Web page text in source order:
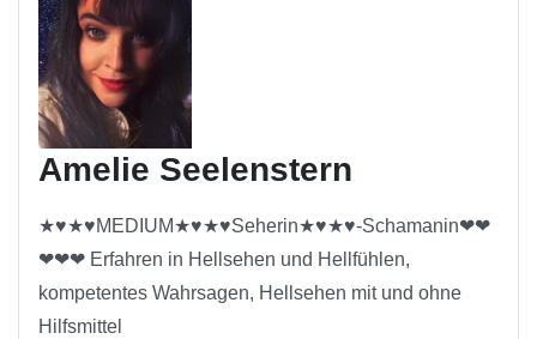
Amelie Seelenstern
★♥★♥MEDIUM★♥★♥Seherin★♥★♥-Schamanin❤❤
❤❤❤ Erfahren in Hellsehen und Hellfühlen,
kompetentes Wahrsagen, Hellsehen mit und ohne
Hilfsmittel